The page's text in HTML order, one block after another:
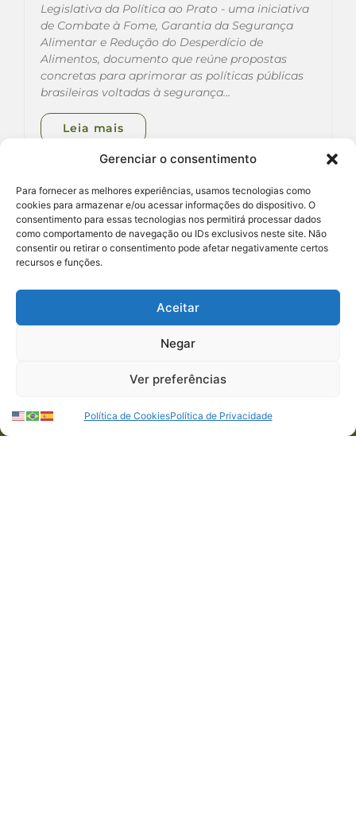
Gerenciar o consentimento
Para fornecer as melhores experiências, usamos tecnologias como
cookies para armazenar e/ou acessar informações do dispositivo. O
consentimento para essas tecnologias nos permitirá processar dados
como comportamento de navegação ou IDs exclusivos neste site. Não
consentir ou retirar o consentimento pode afetar negativamente certos
recursos e funções.
Aceitar
Negar
Ver preferências
Política de CookiesPolítica de Privacidade
Legislativa da Política ao Prato - uma iniciativa
de Combate à Fome, Garantia da Segurança
Alimentar e Redução do Desperdício de
Alimentos, documento que reúne propostas
concretas para aprimorar as políticas públicas
brasileiras voltadas à segurança…
Leia mais